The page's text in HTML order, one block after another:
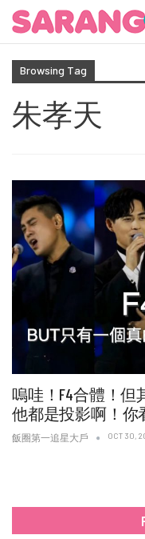
Browsing Tag
朱孝天
嗚哇！F4合體！
他都是投影啊！你
飯圈第一追星大戶 OCT 30,